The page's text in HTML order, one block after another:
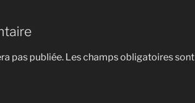
pas publiée. Les champs obligatoires sont